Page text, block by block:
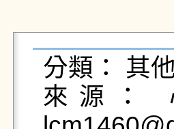
分類： 其
來源：